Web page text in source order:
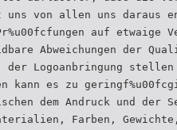
von allen uns daraus
auf etwaige
Abweichungen der
der Logoanbringung
kann es zu
dem Andruck und der
Farben,